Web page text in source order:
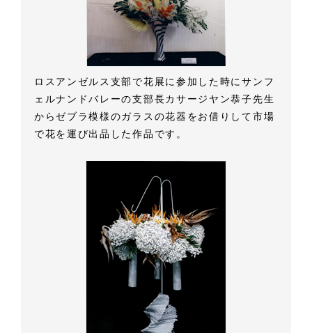
ロスアンゼルス支部で花展に参加した時にサンフ
ェルナンドバレーの支部長カサージヤン恭子先生
からゼブラ模様のガラスの花器をお借りして市場
で花を運び出品した作品です。